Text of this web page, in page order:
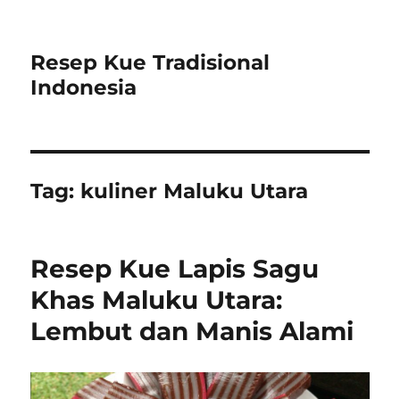
Resep Kue Tradisional
Indonesia
Tag: kuliner Maluku Utara
Resep Kue Lapis Sagu
Khas Maluku Utara:
Lembut dan Manis Alami